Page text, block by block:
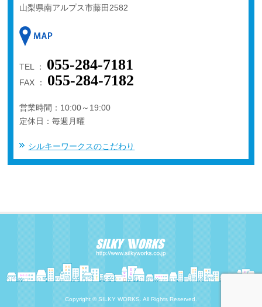
山梨県南アルプス市藤田2582
TEL ： 055-284-7181
FAX ： 055-284-7182
営業時間：10:00～19:00
定休日：毎週月曜
シルキーワークスのこだわり
Copyright © SILKY WORKS. All Rights Reserved.